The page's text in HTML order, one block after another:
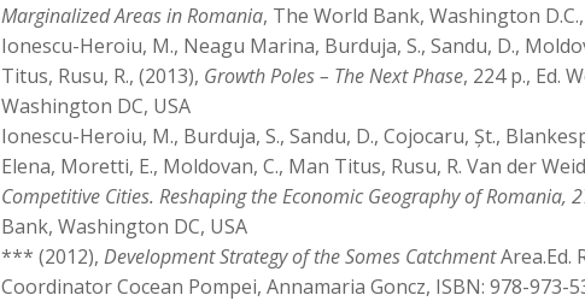
Marginalized Areas in Romania, The World Bank, Washington
Ionescu-Heroiu, M., Neagu Marina, Burduja, S., Sandu, D.,
Titus, Rusu, R., (2013), Growth Poles – The Next Phase, 224 p., Ed.
Washington DC, USA
Ionescu-Heroiu, M., Burduja, S., Sandu, D., Cojocaru, Șt.,
Elena, Moretti, E., Moldovan, C., Man Titus, Rusu, R. Van der
Competitive Cities. Reshaping the Economic Geography of Romania,
Bank, Washington DC, USA
*** (2012), Development Strategy of the Somes CatchmentArea.Ed.
Coordinator Cocean Pompei, Annamaria Goncz, ISBN: 978-973-